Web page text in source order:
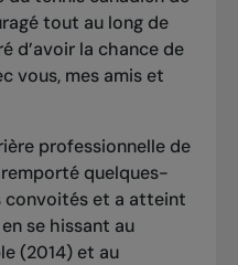
tout au long de
d’avoir la chance de
vous, mes amis et
professionnelle de
remporté quelques-
convoités et a atteint
se hissant au
(2014) et au